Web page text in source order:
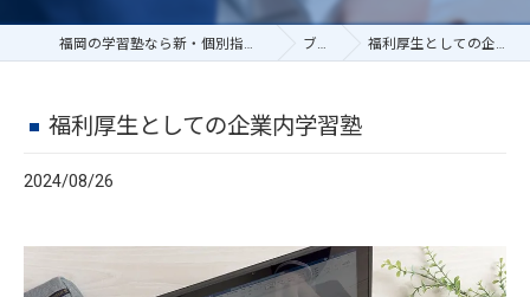
福岡の学習塾なら新・個別指導塾アシスト福岡 ブログ 福利厚生としての企業内学習塾
福利厚生としての企業内学習塾
2024/08/26